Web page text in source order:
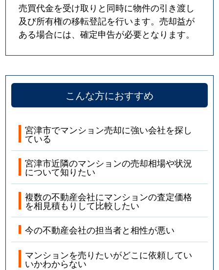
売買代金を受け取りと同時に物件の引き渡し
及び所有権の移転登記を行います。売却益が
ある場合には、確定申告が必要となります。
こんな方におすすめ
宮津市でマンション売却に強い会社を探し
ている
宮津市近隣のマンションの売却相場や状況
について知りたい
複数の不動産会社にマンションの査定価格
を相見積もりして比較したい
今の不動産会社の担当者と相性が悪い
マンションを売りたいがどこに依頼してい
いかわからない